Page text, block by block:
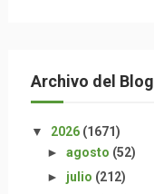
Archivo del Blog
▼ 2026 (1671)
► agosto (52)
► julio (212)